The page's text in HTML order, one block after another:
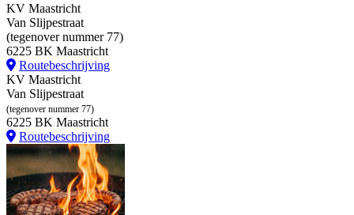
KV Maastricht
Van Slijpestraat
(tegenover nummer 77)
6225 BK Maastricht
Routebeschrijving
KV Maastricht
Van Slijpestraat
(tegenover nummer 77)
6225 BK Maastricht
Routebeschrijving